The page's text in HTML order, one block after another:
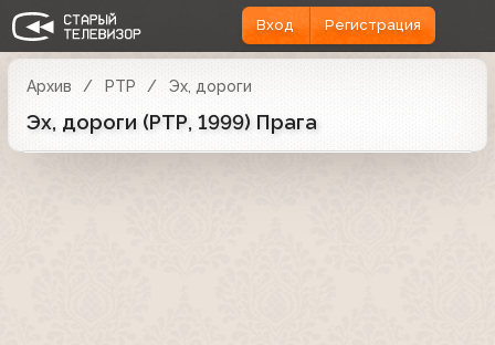
Вход Регистрация
Архив РТР Эх, дороги
Эх, дороги (РТР, 1999) Прага